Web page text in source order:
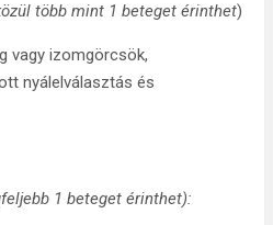
több mint 1 beteget érinthet)
vagy izomgörcsök,
nyálelválasztás és
1 beteget érinthet):